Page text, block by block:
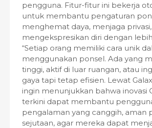
pengguna. Fitur-fitur ini bekerja
untuk membantu pengaturan
menghemat daya, menjaga
mengekspresikan diri dengan
“Setiap orang memiliki cara unik
menggunakan ponsel. Ada yang
tinggi, aktif di luar ruangan, atau
gaya tapi tetap efisien. Lewat
ingin menunjukkan bahwa inovasi
terkini dapat membantu
pengalaman yang canggih, aman
sejutaan, agar mereka dapat